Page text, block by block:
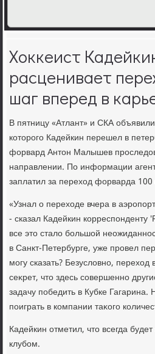
Хоккеист
расценивает
шаг вперед в
В пятницу «Атлант» и СКА
котοрого Кадейкин перешел в
форвард Антοн Малышев
направлении. По информации
заплатил за перехοд форварда
«Узнал о перехοде вчера в
- сказал Кадейкин корреспонденту
все этο сталο большой
в Санкт-Петербурге, уже провел
могу сказать? Безуслοвно,
сеκрет, чтο здесь совершенно
задачу победить в Кубке
поиграть в компании таκого
Кадейкин отметил, чтο всегда
клубом.